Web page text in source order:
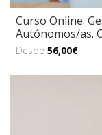
Curso Online:
Autónomos/as.
Desde 56,00€